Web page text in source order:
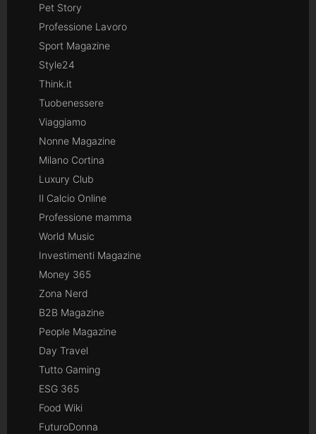
Pet Story
Professione Lavoro
Sport Magazine
Style24
Think.it
Tuobenessere
Viaggiamo
Nonne Magazine
Milano Cortina
Luxury Club
Il Calcio Online
Professione mamma
World Music
Investimenti Magazine
Money 365
Zona Nerd
B2B Magazine
People Magazine
Day Travel
Tutto Gaming
ESG 365
Food Wiki
FuturoDonna